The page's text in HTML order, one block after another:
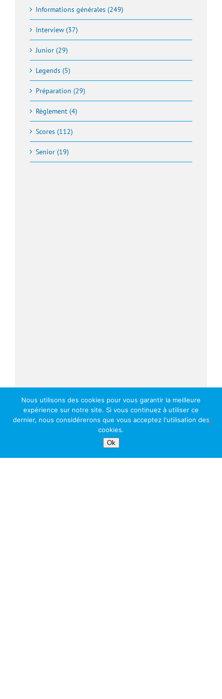
Informations générales (249)
Interview (37)
Junior (29)
Legends (5)
Préparation (29)
Règlement (4)
Scores (112)
Senior (19)
Nous utilisons des cookies pour vous garantir la meilleure
expérience sur notre site. Si vous continuez à utiliser ce
dernier, nous considérerons que vous acceptez l'utilisation des
cookies.
Ok